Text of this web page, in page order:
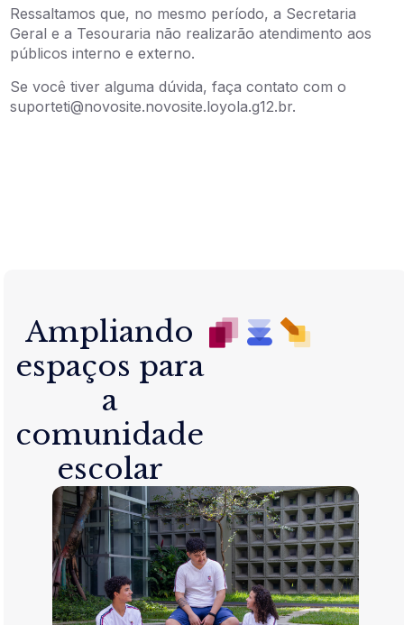
Ressaltamos que, no mesmo período, a Secretaria
Geral e a Tesouraria não realizarão atendimento aos
públicos interno e externo.
Se você tiver alguma dúvida, faça contato com o
suporteti@novosite.novosite.loyola.g12.br.
Ampliando
espaços para
a
comunidade
escolar